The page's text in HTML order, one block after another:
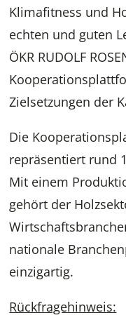
Klimafitness und
echten und guten
ÖKR RUDOLF
Zielsetzungen der
Die
repräsentiert rund
Mit einem
gehört der
nationale
einzigartig.
Rückfragehinweis: